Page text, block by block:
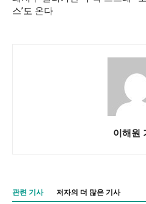
스’도 온다
이해원
관련 기사 저자의 더 많은 기사